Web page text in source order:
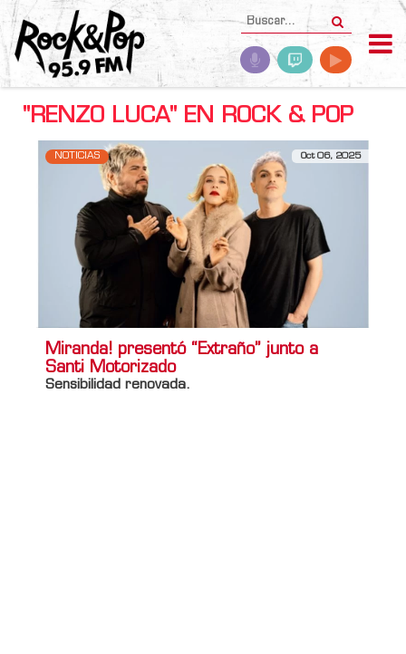
"RENZO LUCA" EN ROCK & POP
NOTICIAS Oct 06, 2025
Miranda! presentó “Extraño” junto a
Santi Motorizado
Sensibilidad renovada.